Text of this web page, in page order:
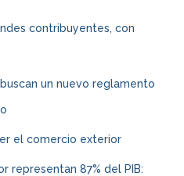
contribuyentes, con
un nuevo reglamento
el comercio exterior
representan 87% del PIB: